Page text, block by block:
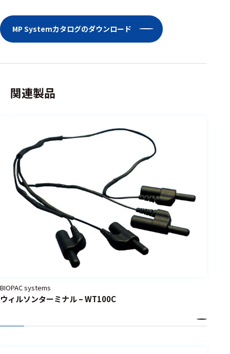
測定・計測関連
機器
握力計
ータ
プローブ
トランス
デューサ
選択した条件をク
件
の
製
を
MP Systemカタログのダウンロード
関連製品
BIOPAC systems
ウィルソンターミナル – WT100C